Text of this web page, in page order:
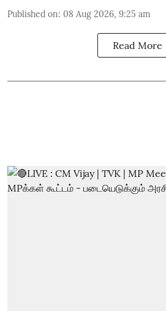
Published on: 08 Aug 2026, 9:25 am
Read More